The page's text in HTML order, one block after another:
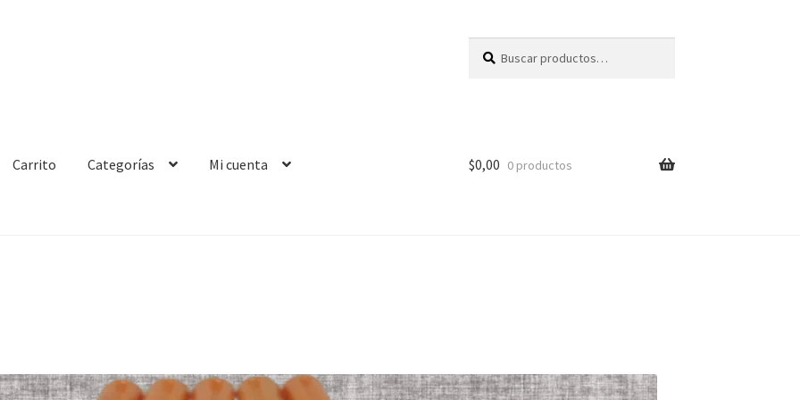
por:
Carrito Categorías Mi cuenta $0,00 0 productos